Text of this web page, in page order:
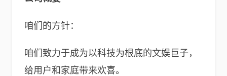
咱们的方针：
咱们致力于成为以科技为根底的文娱巨子，
给用户和家庭带来欢喜。